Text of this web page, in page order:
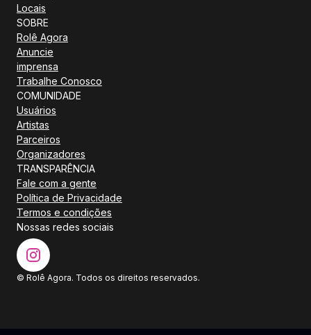
Locais
SOBRE
Rolê Agora
Anuncie
imprensa
Trabalhe Conosco
COMUNIDADE
Usuários
Artistas
Parceiros
Organizadores
TRANSPARÊNCIA
Fale com a gente
Política de Privacidade
Termos e condições
Nossas redes sociais
© Rolê Agora. Todos os direitos reservados.